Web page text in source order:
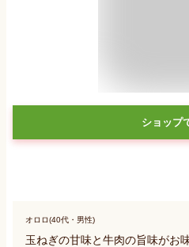
ショップ
オロロ(40代・男性)
玉ねぎの甘味と牛肉の旨味がお